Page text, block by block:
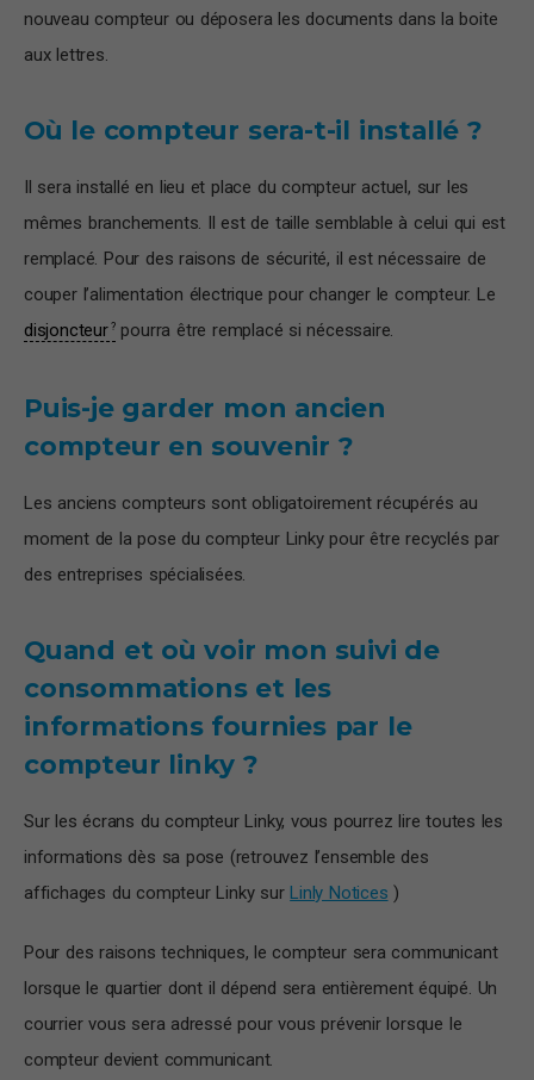
nouveau compteur ou déposera les documents dans la boite
aux lettres.
Où le compteur sera-t-il installé ?
Il sera installé en lieu et place du compteur actuel, sur les
mêmes branchements. Il est de taille semblable à celui qui est
remplacé. Pour des raisons de sécurité, il est nécessaire de
couper l’alimentation électrique pour changer le compteur. Le
disjoncteur pourra être remplacé si nécessaire.
Puis-je garder mon ancien
compteur en souvenir ?
Les anciens compteurs sont obligatoirement récupérés au
moment de la pose du compteur Linky pour être recyclés par
des entreprises spécialisées.
Quand et où voir mon suivi de
consommations et les
informations fournies par le
compteur linky ?
Sur les écrans du compteur Linky, vous pourrez lire toutes les
informations dès sa pose (retrouvez l’ensemble des
affichages du compteur Linky sur Linly Notices )
Pour des raisons techniques, le compteur sera communicant
lorsque le quartier dont il dépend sera entièrement équipé. Un
courrier vous sera adressé pour vous prévenir lorsque le
compteur devient communicant.